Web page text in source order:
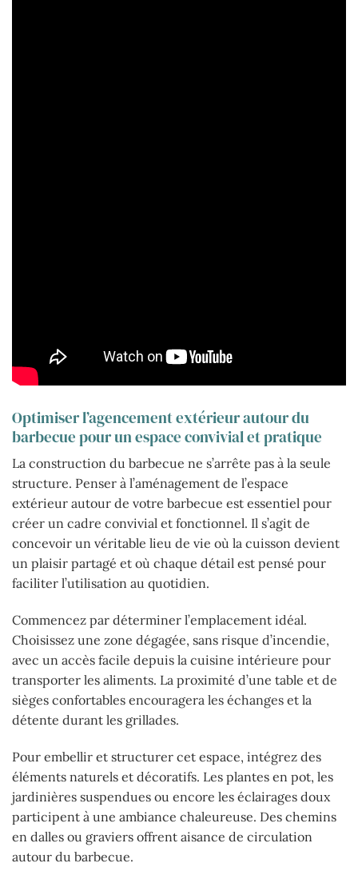
Optimiser l’agencement extérieur autour du
barbecue pour un espace convivial et pratique
La construction du barbecue ne s’arrête pas à la seule
structure. Penser à l’aménagement de l’espace
extérieur autour de votre barbecue est essentiel pour
créer un cadre convivial et fonctionnel. Il s’agit de
concevoir un véritable lieu de vie où la cuisson devient
un plaisir partagé et où chaque détail est pensé pour
faciliter l’utilisation au quotidien.
Commencez par déterminer l’emplacement idéal.
Choisissez une zone dégagée, sans risque d’incendie,
avec un accès facile depuis la cuisine intérieure pour
transporter les aliments. La proximité d’une table et de
sièges confortables encouragera les échanges et la
détente durant les grillades.
Pour embellir et structurer cet espace, intégrez des
éléments naturels et décoratifs. Les plantes en pot, les
jardinières suspendues ou encore les éclairages doux
participent à une ambiance chaleureuse. Des chemins
en dalles ou graviers offrent aisance de circulation
autour du barbecue.